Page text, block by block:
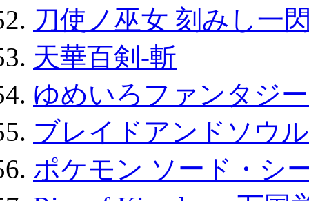
刀使ノ巫女 刻みし一
天華百剣-斬
ゆめいろファンタジ
ブレイドアンドソウ
ポケモン ソード・シ